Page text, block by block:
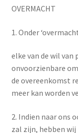
OVERMACHT
1. Onder
elke van de wil
onvoorzienbare
de overeenkomst
meer kan worden
2. Indien naar ons
zal zijn, hebben